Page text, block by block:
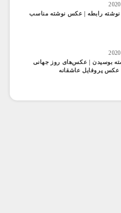
نوشته رابطه | عکس نوشته مناسب
بوسیدن | عکس‌های روز جهانی
عکس پروفایل عاشقانه